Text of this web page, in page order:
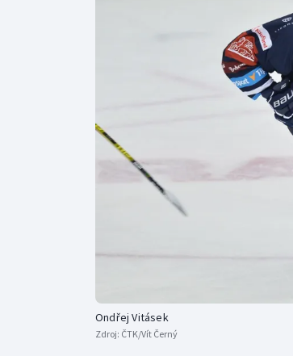
Dostihy
Futsal
Golf
Ondřej Vitásek
Zdroj: ČTK/Vít Černý